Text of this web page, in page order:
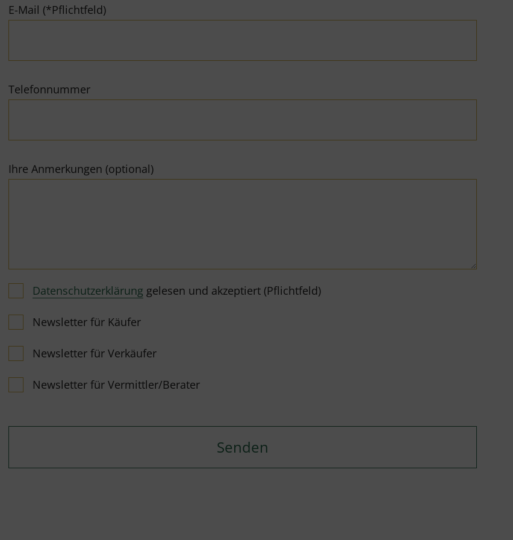
E-Mail (*Pflichtfeld)
Telefonnummer
Ihre Anmerkungen (optional)
Datenschutzerklärung gelesen und akzeptiert (Pflichtfeld)
Newsletter für Käufer
Newsletter für Verkäufer
Newsletter für Vermittler/Berater